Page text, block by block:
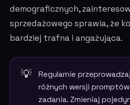
demograficznych,
sprzedażowego sprawia, że
bardziej trafna i angażująca.
Regularnie przeprowadzaj
różnych wersji
zadania. Zmieniaj